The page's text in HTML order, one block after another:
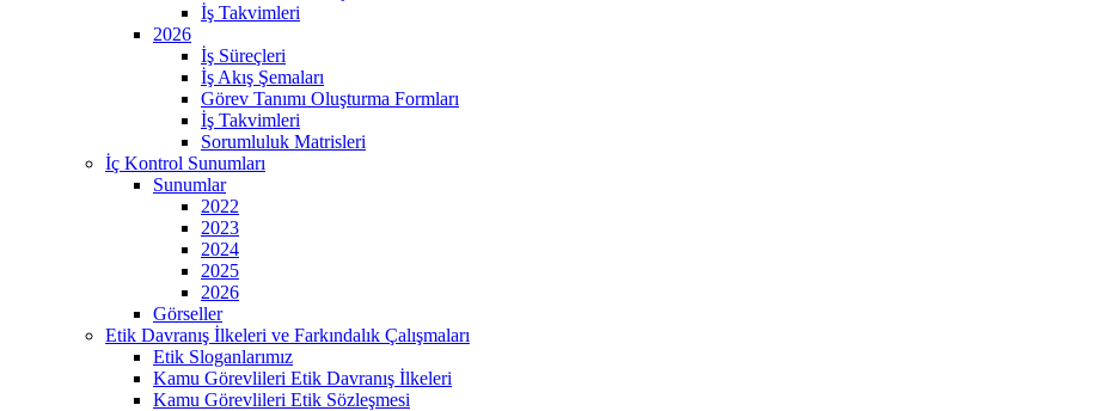
İş Takvimleri
2026
İş Süreçleri
İş Akış Şemaları
Görev Tanımı Oluşturma Formları
İş Takvimleri
Sorumluluk Matrisleri
İç Kontrol Sunumları
Sunumlar
2022
2023
2024
2025
2026
Görseller
Etik Davranış İlkeleri ve Farkındalık Çalışmaları
Etik Sloganlarımız
Kamu Görevlileri Etik Davranış İlkeleri
Kamu Görevlileri Etik Sözleşmesi